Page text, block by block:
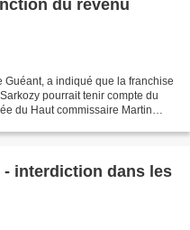
du revenu
a indiqué que la franchise
pourrait tenir compte du
du Haut commissaire Martin
- interdiction dans les